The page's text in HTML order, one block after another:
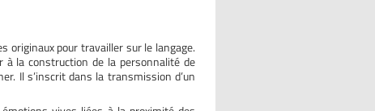
originaux pour travailler sur le langage.
à la construction de la personnalité de
Il s’inscrit dans la transmission d’un